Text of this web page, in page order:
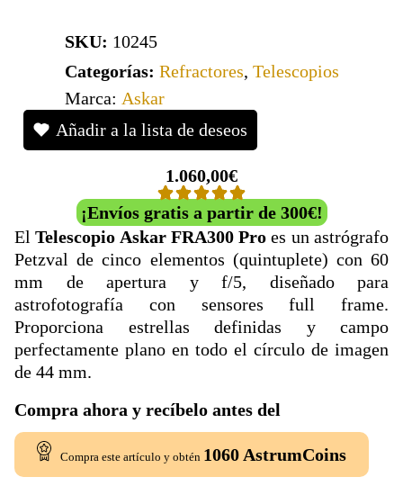
SKU: 10245
Categorías: Refractores, Telescopios
Marca: Askar
Añadir a la lista de deseos
1.060,00€
¡Envíos gratis a partir de 300€!
ElTelescopio Askar FRA300 Pro es un astrógrafo
Petzval de cinco elementos (quintuplete) con 60
mm de apertura y f/5, diseñado para
astrofotografía con sensores full frame.
Proporciona estrellas definidas y campo
perfectamente plano en todo el círculo de imagen
de 44 mm.
Compra ahora y recíbelo antes del
Compra este artículo y obtén 1060 AstrumCoins